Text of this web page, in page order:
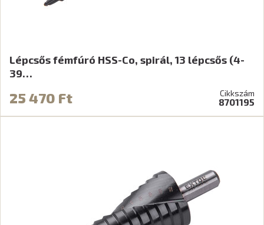
Lépcsős fémfúró HSS-Co, spirál, 13 lépcsős (4-
39…
25 470 Ft Cikkszám
8701195